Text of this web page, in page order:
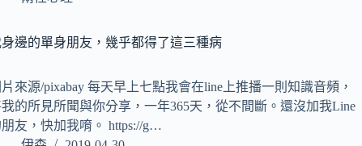
邊的單身朋友，幾乎都得了這三種病
片來源/pixabay 每天早上七點我會在line上推播一則知識音頻，
的所見所聞與你分享，一年365天，從不間斷。還沒加我Line
朋友，快加我唷。 https://g…